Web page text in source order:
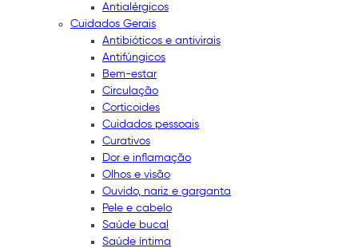
Antialérgicos
Cuidados Gerais
Antibióticos e antivirais
Antifúngicos
Bem-estar
Circulação
Corticoides
Cuidados pessoais
Curativos
Dor e inflamação
Olhos e visão
Ouvido, nariz e garganta
Pele e cabelo
Saúde bucal
Saúde íntima